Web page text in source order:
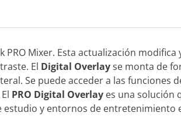
Mixer. Esta actualización modifica
El Digital Overlayse monta de
Se puede acceder a las funciones
PRO Digital Overlay es una solución
y entornos de entretenimiento